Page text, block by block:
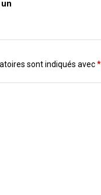
sont indiqués avec*